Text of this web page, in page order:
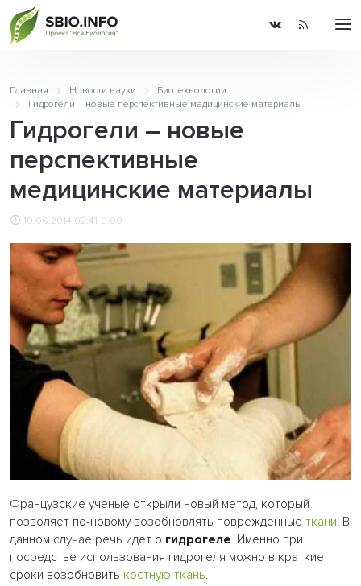
Главная Новости науки
Биотехнологии
Гидрогели – новые перспективные медицинские материалы
Гидрогели – новые
перспективные
медицинские материалы
10.06.2014 02:41 0.00
Французские ученые открыли новый метод, который
позволяет по-новому возобновлять поврежденные ткани. В
данном случае речь идет о гидрогеле. Именно при
посредстве использования гидрогеля можно в краткие
сроки возобновить костную ткань.